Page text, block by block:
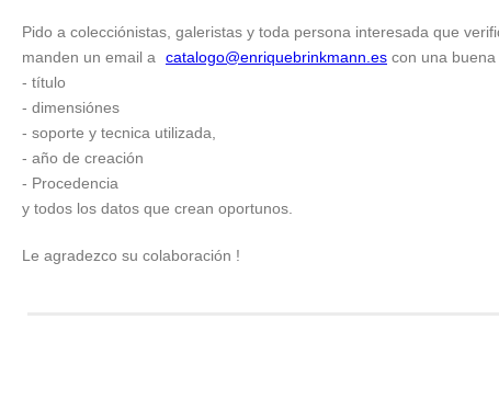
Pido a colecciónistas, galeristas y toda persona interesada que
manden un email a
catalogo@enriquebrinkmann.es con una
- título
- dimensiónes
- soporte y tecnica utilizada,
- año de creación
- Procedencia
y todos los datos que crean oportunos.
Le agradezco su colaboración !